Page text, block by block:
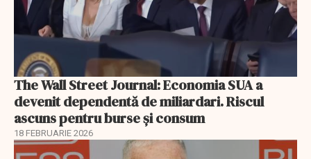
The Wall Street Journal: Economia SUA a
devenit dependentă de miliardari. Riscul
ascuns pentru burse și consum
18 FEBRUARIE 2026
EXCLUSIV